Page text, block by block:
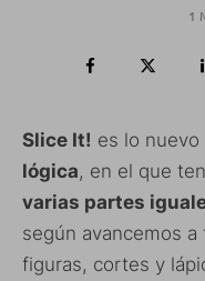
1
Slice It! es lo nuevo
lógica, en el que
varias partes
según avancemos
figuras, cortes y